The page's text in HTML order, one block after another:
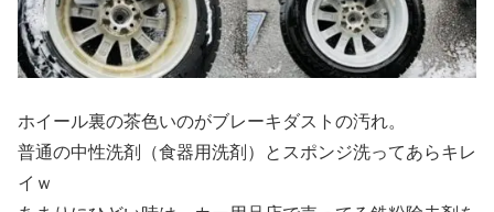
ホイール裏の茶色いのがブレーキダストの汚れ。
普通の中性洗剤（食器用洗剤）とスポンジ洗ってあらキレ
イｗ